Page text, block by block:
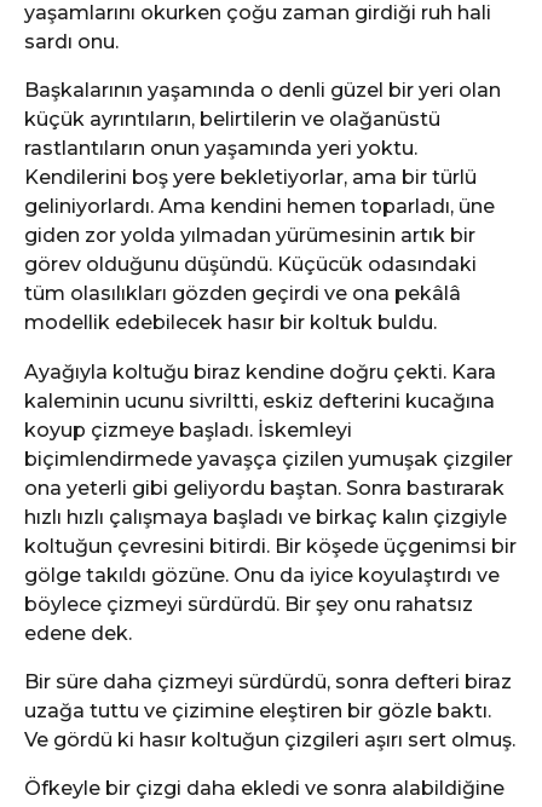
yaşamlarını okurken çoğu zaman girdiği ruh hali
sardı onu.
Başkalarının yaşamında o denli güzel bir yeri olan
küçük ayrıntıların, belirtilerin ve olağanüstü
rastlantıların onun yaşamında yeri yoktu.
Kendilerini boş yere bekletiyorlar, ama bir türlü
geliniyorlardı. Ama kendini hemen toparladı, üne
giden zor yolda yılmadan yürümesinin artık bir
görev olduğunu düşündü. Küçücük odasındaki
tüm olasılıkları gözden geçirdi ve ona pekâlâ
modellik edebilecek hasır bir koltuk buldu.
Ayağıyla koltuğu biraz kendine doğru çekti. Kara
kaleminin ucunu sivriltti, eskiz defterini kucağına
koyup çizmeye başladı. İskemleyi
biçimlendirmede yavaşça çizilen yumuşak çizgiler
ona yeterli gibi geliyordu baştan. Sonra bastırarak
hızlı hızlı çalışmaya başladı ve birkaç kalın çizgiyle
koltuğun çevresini bitirdi. Bir köşede üçgenimsi bir
gölge takıldı gözüne. Onu da iyice koyulaştırdı ve
böylece çizmeyi sürdürdü. Bir şey onu rahatsız
edene dek.
Bir süre daha çizmeyi sürdürdü, sonra defteri biraz
uzağa tuttu ve çizimine eleştiren bir gözle baktı.
Ve gördü ki hasır koltuğun çizgileri aşırı sert olmuş.
Öfkeyle bir çizgi daha ekledi ve sonra alabildiğine